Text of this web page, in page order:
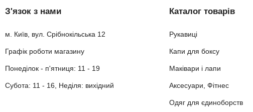
З'язок з нами
м. Київ, вул. Срібнокільська 12
Графік роботи магазину
Понеділок - п'ятниця: 11 - 19
Субота: 11 - 16, Неділя: вихідний
Каталог товарів
Рукавиці
Капи для боксу
Маківари і лапи
Аксесуари, Фітнес
Одяг для єдиноборств